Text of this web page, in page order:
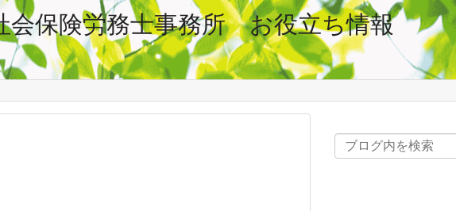
保険労務士事務所 お役立ち情報